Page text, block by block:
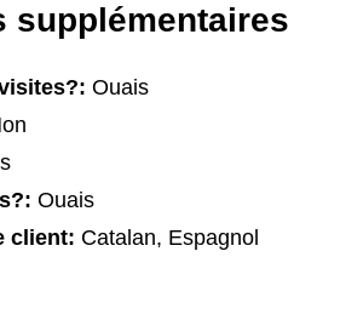
supplémentaires
Ouais
Ouais
client: Catalan, Espagnol